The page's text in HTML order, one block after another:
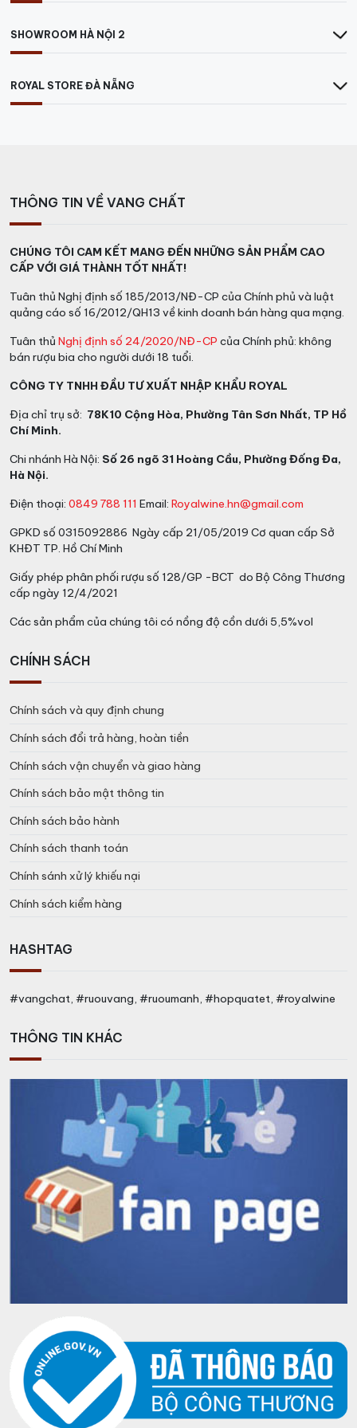
SHOWROOM HÀ NỘI 2
ROYAL STORE ĐÀ NẴNG
THÔNG TIN VỀ VANG CHẤT
CHÚNG TÔI CAM KẾT MANG ĐẾN NHỮNG SẢN PHẨM CAO
CẤP VỚI GIÁ THÀNH TỐT NHẤT!
Tuân thủ Nghị định số 185/2013/NĐ-CP của Chính phủ và luật
quảng cáo số 16/2012/QH13 về kinh doanh bán hàng qua mạng.
Tuân thủ Nghị định số 24/2020/NĐ-CP của Chính phủ: không
bán rượu bia cho người dưới 18 tuổi.
CÔNG TY TNHH ĐẦU TƯ XUẤT NHẬP KHẨU ROYAL
Địa chỉ trụ sở: 78K10 Cộng Hòa, Phường Tân Sơn Nhất, TP Hồ
Chí Minh.
Chi nhánh Hà Nội: Số 26 ngõ 31 Hoàng Cầu, Phường Đống Đa,
Hà Nội.
Điện thoại: 0849 788 111 Email: Royalwine.hn@gmail.com
GPKD số 0315092886 Ngày cấp 21/05/2019 Cơ quan cấp Sở
KHĐT TP. Hồ Chí Minh
Giấy phép phân phối rượu số 128/GP -BCT do Bộ Công Thương
cấp ngày 12/4/2021
Các sản phẩm của chúng tôi có nồng độ cồn dưới 5,5%vol
CHÍNH SÁCH
Chính sách và quy định chung
Chính sách đổi trả hàng, hoàn tiền
Chính sách vận chuyển và giao hàng
Chính sách bảo mật thông tin
Chính sách bảo hành
Chính sách thanh toán
Chính sánh xử lý khiếu nại
Chính sách kiểm hàng
HASHTAG
#vangchat, #ruouvang, #ruoumanh, #hopquatet, #royalwine
THÔNG TIN KHÁC